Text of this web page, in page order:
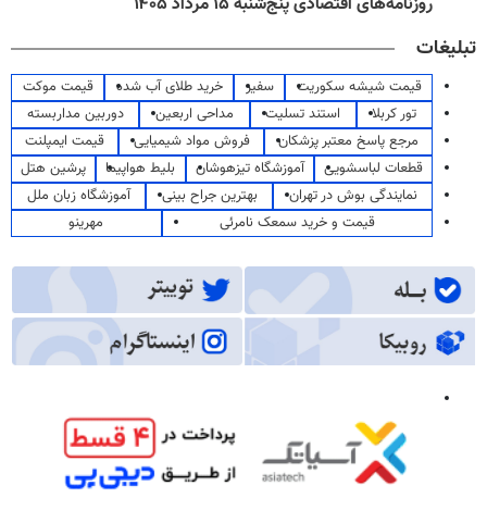
تبلیغات
قیمت شیشه سکوریت سفیر خرید طلای آب شده
قیمت موکت
تور کربلا
استند تسلیت مداحی اربعین
دوربین مداربسته
مرجع پاسخ معتبر پزشکان
فروش مواد شیمیایی
قیمت ایمپلنت
قطعات لباسشویی
آموزشگاه تیزهوشان بلیط هواپیما
پرشین هتل
نمایندگی بوش در تهران
بهترین جراح بینی
آموزشگاه زبان ملل
قیمت و خرید سمعک نامرئی
مهرینو